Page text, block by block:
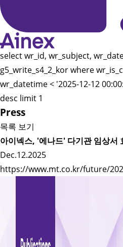
select wr_id, wr_subject,
g5_write_s4_2_kor where
wr_datetime < '2025-12-12
desc limit 1
Press
목록 보기
아이넥스, '에나드' 다기관 임상서
Dec.12.2025
https://www.mt.co.kr/future/